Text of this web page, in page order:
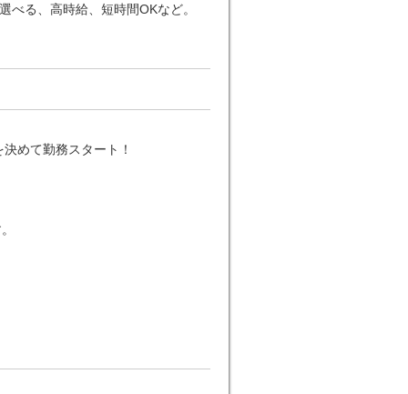
べる、高時給、短時間OKなど。
めて勤務スタート！